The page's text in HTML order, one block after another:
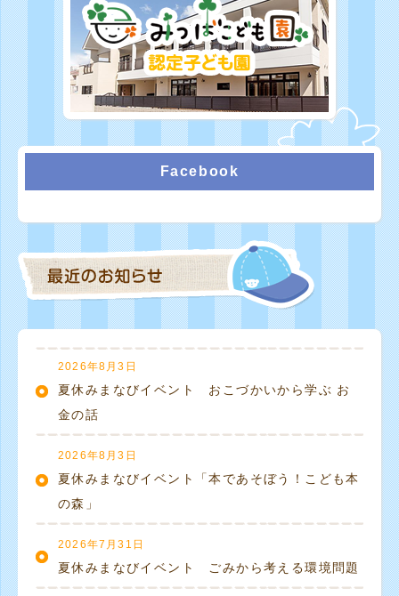
Facebook
2026年8月3日
夏休みまなびイベント おこづかいから学ぶ お
金の話
2026年8月3日
夏休みまなびイベント「本であそぼう！こども本
の森」
2026年7月31日
夏休みまなびイベント ごみから考える環境問題